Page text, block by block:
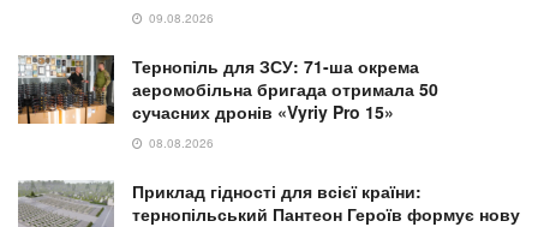
09.08.2026
Тернопіль для ЗСУ: 71-ша окрема
аеромобільна бригада отримала 50
сучасних дронів «Vyriy Pro 15»
08.08.2026
Приклад гідності для всієї країни:
тернопільський Пантеон Героїв формує нову